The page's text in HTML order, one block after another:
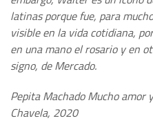
latinas porque fue, para
visible en la vida cotidiana,
en una mano el rosario y en
signo, de Mercado.
Pepita Machado Mucho amor
Chavela, 2020